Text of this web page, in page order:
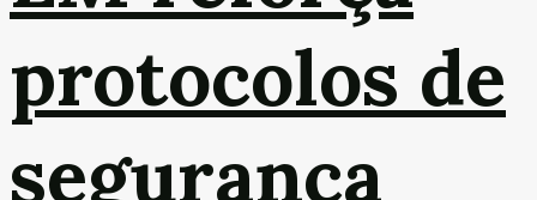
protocolos de
segurança